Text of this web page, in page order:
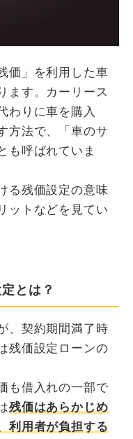
価」を利用した車
ます。カーリース
わりに車を購入
方法で、「車のサ
も呼ばれていま
る残価設定の意味
ットなどを見てい
とは？
、契約期間満了時
残価設定ローンの
も借入れの一部で
残価はあらかじめ
利用者が負担する